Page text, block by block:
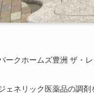
ークホームズ豊洲 ザ・
ェネリック医薬品の調剤